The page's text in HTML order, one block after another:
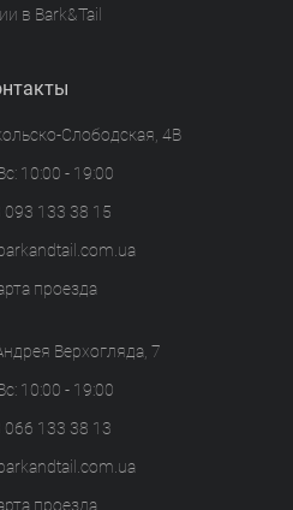
в Bark&Tail
Слободская, 4В
10:00 - 19:00
093 133 38 15
проезда
Верхогляда, 7
10:00 - 19:00
066 133 38 13
проезда